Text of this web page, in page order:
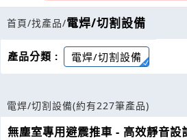
首頁/找產品/電焊/切割設備
產品分類 : 電焊/切割設備
電焊/切割設備(約有227筆產品)
無塵室專用避震推車 - 高效靜音設